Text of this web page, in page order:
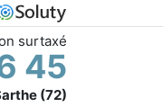
surtaxé
45
(72)